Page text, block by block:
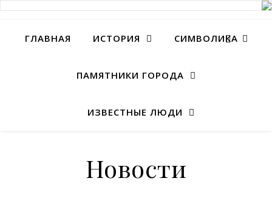
ГЛАВНАЯ ИСТОРИЯ СИМВОЛИКА
ПАМЯТНИКИ ГОРОДА
ИЗВЕСТНЫЕ ЛЮДИ
Новости